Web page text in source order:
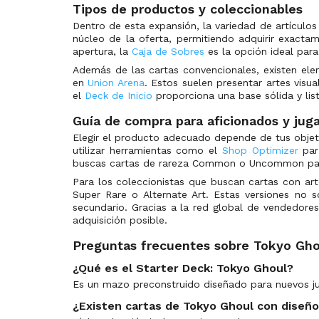
Goddess of Victory: Nikke
Goddess of Victory: Nikke | Precious Booster
(0)
Goddess of Victory: Nikke Release Event Promos (77)
HUNTER X HUNTER Vol.2
(103)
HUNTER X HUNTER Vol.2 Release Event Promos
(55)
HunterxHunter Release Event Promos (74)
Inuyasha
(5)
Judge Promos
(75)
Jujutsu Kaisen
(128)
(72)
Jujutsu Kaisen Vol.2
Jujutsu Kaisen Vol.2 Release Event Promos
(62)
(128)
Kagurabachi Release Event Promos (61)
Kaiju No.8
(116)
Tipos de productos y coleccionables
Dentro de esta expansión, la variedad de
núcleo de la oferta, permitiendo adquirir
apertura, la Caja de Sobres es la opción ideal
Además de las cartas convencionales, existen
enUnion Arena. Estos suelen presentar artes
el Deck de Inicio proporciona una base sólida y
Guía de compra para aficionados y
Elegir el producto adecuado depende de tus
utilizar herramientas como el Shop Optimizer
buscas cartas de rareza Common o Uncommon
Para los coleccionistas que buscan cartas con
Super Rare o Alternate Art. Estas versiones no
secundario. Gracias a la red global de
adquisición posible.
Preguntas frecuentes sobre Tokyo
¿Qué es el Starter Deck: Tokyo Ghoul?
Es un mazo preconstruido diseñado para nuevos
¿Existen cartas de Tokyo Ghoul con